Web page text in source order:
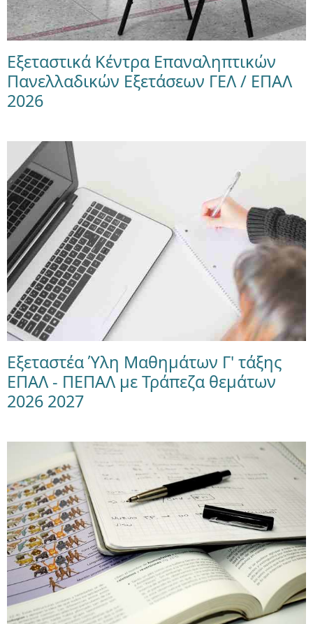
Εξεταστικά Κέντρα Επαναληπτικών
Πανελλαδικών Εξετάσεων ΓΕΛ / ΕΠΑΛ
2026
Εξεταστέα Ύλη Μαθημάτων Γ' τάξης
ΕΠΑΛ - ΠΕΠΑΛ με Τράπεζα θεμάτων
2026 2027